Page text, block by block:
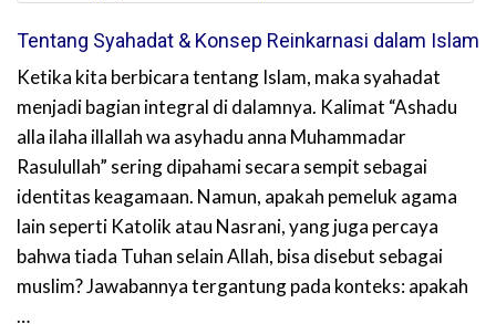
Tentang Syahadat & Konsep Reinkarnasi dalam Islam
Ketika kita berbicara tentang Islam, maka syahadat
menjadi bagian integral di dalamnya. Kalimat “Ashadu
alla ilaha illallah wa asyhadu anna Muhammadar
Rasulullah” sering dipahami secara sempit sebagai
identitas keagamaan. Namun, apakah pemeluk agama
lain seperti Katolik atau Nasrani, yang juga percaya
bahwa tiada Tuhan selain Allah, bisa disebut sebagai
muslim? Jawabannya tergantung pada konteks: apakah
…